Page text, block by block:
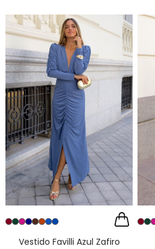
Vestido Favilli Azul Zafiro